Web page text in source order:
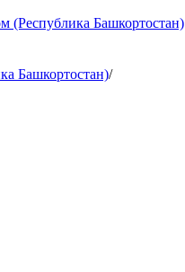
(Республика Башкортостан)
Башкортостан)/